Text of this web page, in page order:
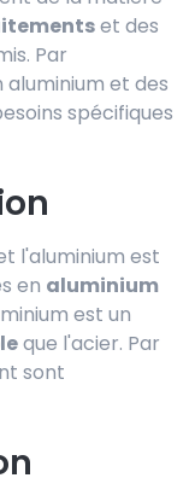
et des
Par
et des
spécifiques
l'aluminium est
en aluminium
est un
que l'acier. Par
sont